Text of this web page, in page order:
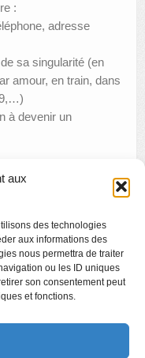
aux
des technologies
aux informations des
nous permettra de traiter
ou les ID uniques
son consentement peut
et fonctions.
:
adresse
sa singularité (en
amour, en train, dans
à devenir un
et modelage
culturels